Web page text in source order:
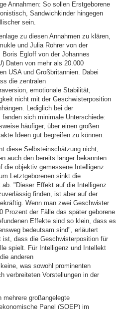
Annahmen: So sollen Erstgeborene
Sandwichkinder hingegen
sein.
zu diesen Annahmen zu klären,
und Julia Rohrer von der
Egloff von der Johannes
Daten von mehr als 20.000
USA und Großbritannien. Dabei
die zentralen
emotionale Stabilität,
nicht mit der Geschwisterposition
Lediglich bei der
sich minimale Unterschiede:
häufiger, über einen großen
Ideen gut begreifen zu können.
diese Selbsteinschätzung nicht,
auch den bereits länger bekannten
die objektiv gemessene Intelligenz
Letztgeborenen sinkt die
"Dieser Effekt auf die Intelligenz
finden, ist aber auf der
Wenn man zwei Geschwister
Prozent der Fälle das später geborene
Effekte sind so klein, dass es
bedeutsam sind", erläutert
dass die Geschwisterposition für
spielt. Für Intelligenz und Intellekt
anderen
was sowohl prominenten
verbreiteten Vorstellungen in der
mehrere großangelegte
Panel (SOEP) im